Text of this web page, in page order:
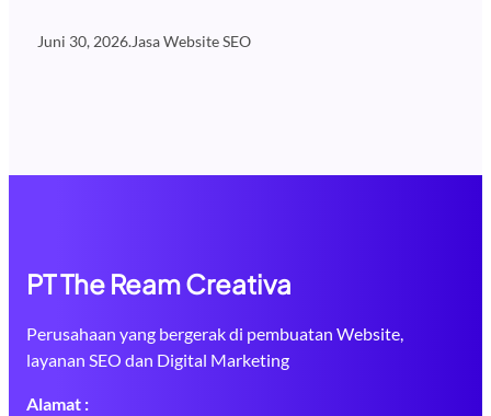
Juni 30, 2026.Jasa Website SEO
PT The Ream Creativa
Perusahaan yang bergerak di pembuatan Website,
layanan SEO dan Digital Marketing
Alamat :